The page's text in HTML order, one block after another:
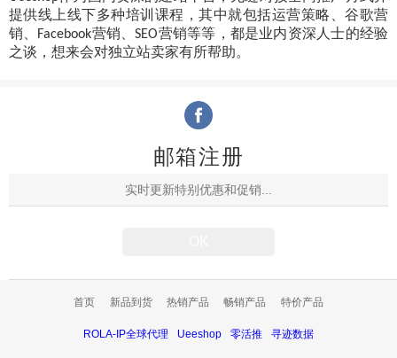
提供线上线下多种培训课程，其中就包括运营策略、谷歌营
销、
Facebook营销、SEO营销等等，都是业内资深人士的经验
之谈，想来会对独立站卖家有所帮助。
邮箱注册
首页 新品到货 热销产品 畅销产品 特价产品
ROLA-IP全球代理 Ueeshop 零活推 寻迹数据